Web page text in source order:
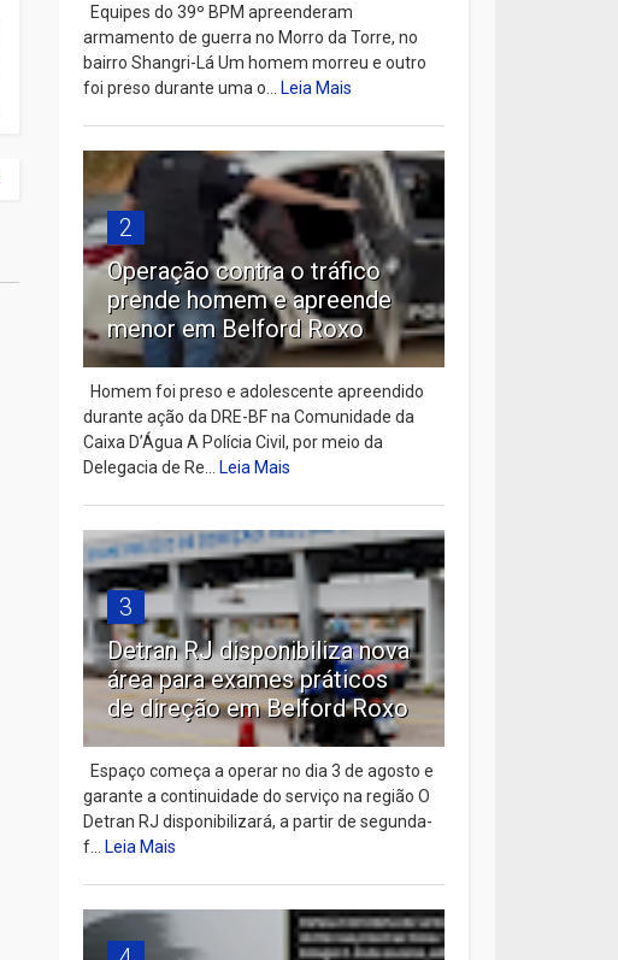
Equipes do 39º BPM apreenderam
armamento de guerra no Morro da Torre, no
bairro Shangri-Lá Um homem morreu e outro
foi preso durante uma o...Leia Mais
2
Operação contra o tráfico
prende homem e apreende
menor em Belford Roxo
Homem foi preso e adolescente apreendido
durante ação da DRE-BF na Comunidade da
Caixa D’Água A Polícia Civil, por meio da
Delegacia de Re...Leia Mais
3
Detran RJ disponibiliza nova
área para exames práticos
de direção em Belford Roxo
Espaço começa a operar no dia 3 de agosto e
garante a continuidade do serviço na região O
Detran RJ disponibilizará, a partir de segunda-
f...Leia Mais